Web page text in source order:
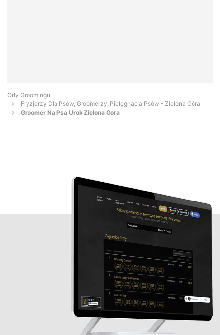
Orły Groomingu
Fryzjerzy Dla Psów, Groomerzy, Pielęgnacja Psów - Zielona Góra
Groomer Na Psa Urok Zielona Gora